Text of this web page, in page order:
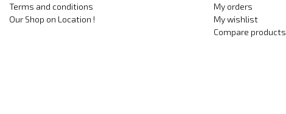
Terms and conditions
Our Shop on Location !
My orders
My wishlist
Compare products